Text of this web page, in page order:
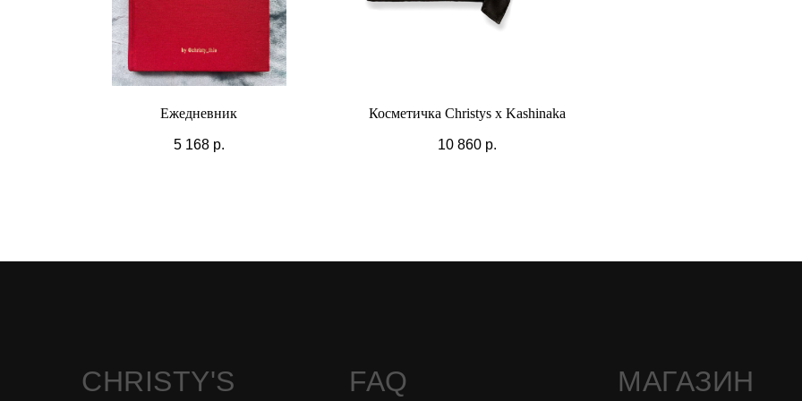
Ежедневник
5 168 р.
Косметичка Christys x Kashinaka
10 860 р.
МАГАЗИН
FAQ
CHRISTY'S